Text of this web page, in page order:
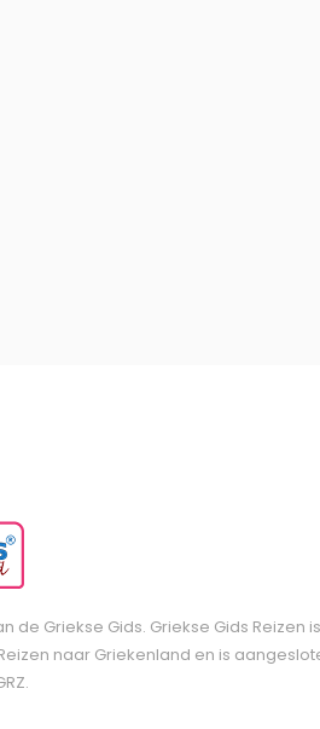
de Griekse Gids. Griekse Gids Reizen
naar Griekenland en is